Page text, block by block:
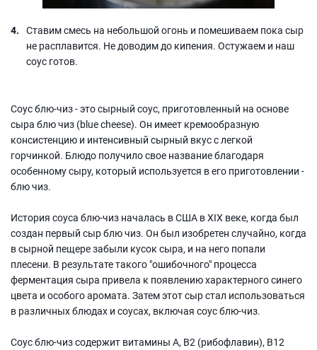
Ставим смесь на небольшой огонь и помешиваем пока сыр
не расплавится. Не доводим до кипения. Остужаем и наш
соус готов.
Соус блю-чиз - это сырный соус, приготовленный на основе
сыра блю чиз (blue cheese). Он имеет кремообразную
консистенцию и интенсивный сырный вкус с легкой
горчинкой. Блюдо получило свое название благодаря
особенному сыру, который используется в его приготовлении -
блю чиз.
История соуса блю-чиз началась в США в XIX веке, когда был
создан первый сыр блю чиз. Он был изобретен случайно, когда
в сырной пещере забыли кусок сыра, и на него попали
плесени. В результате такого "ошибочного" процесса
ферментация сыра привела к появлению характерного синего
цвета и особого аромата. Затем этот сыр стал использоваться
в различных блюдах и соусах, включая соус блю-чиз.
Соус блю-чиз содержит витамины А, В2 (рибофлавин), В12